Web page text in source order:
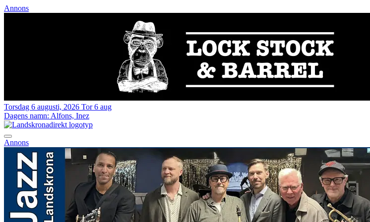
Annons
Torsdag 6 augusti, 2026 Tor 6 aug
Dagens namn: Alfons, Inez
Annons